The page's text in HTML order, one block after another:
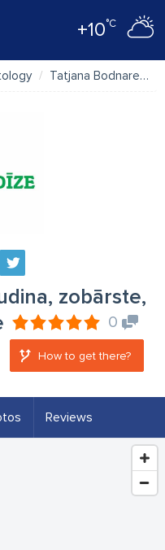
+10°C
Tatjana Bodnare-Judina, zobārste, SIA Zobu Paradīze
zobārste,
0
How to get there?
Reviews